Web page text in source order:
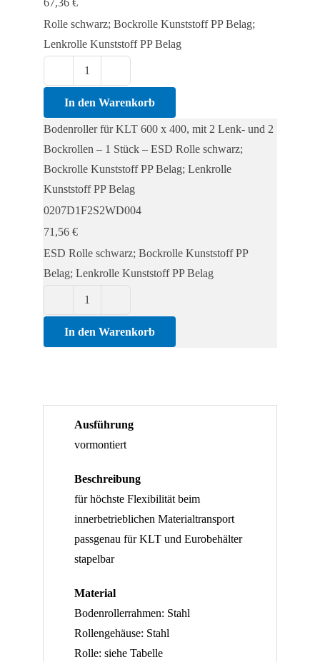
67,36 €
Rolle schwarz; Bockrolle Kunststoff PP Belag;
Lenkrolle Kunststoff PP Belag
für
KLT
und
2
Bockrollen
-
1
In den Warenkorb
Bodenroller für KLT 600 x 400, mit 2 Lenk- und 2
Bockrollen – 1 Stück – ESD Rolle schwarz;
Bockrolle Kunststoff PP Belag; Lenkrolle
Kunststoff PP Belag
0207D1F2S2WD004
71,56 €
ESD Rolle schwarz; Bockrolle Kunststoff PP
Belag; Lenkrolle Kunststoff PP Belag
für
KLT
400,
mit
2
1
Stück
Menge
In den Warenkorb
Ausführung
vormontiert
Beschreibung
für höchste Flexibilität beim
innerbetrieblichen Materialtransport
passgenau für KLT und Eurobehälter
stapelbar
Material
Bodenrollerrahmen: Stahl
Rollengehäuse: Stahl
Rolle: siehe Tabelle